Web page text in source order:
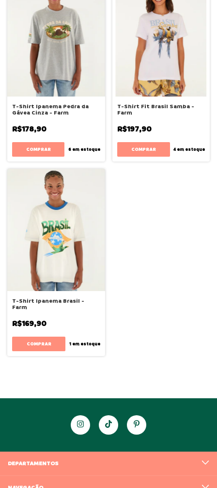
T-Shirt Ipanema Pedra da
Gávea Cinza - Farm
R$178,90
COMPRAR 6em estoque
T-Shirt Fit Brasil Samba -
Farm
R$197,90
COMPRAR 4 em estoque
T-Shirt Ipanema Brasil -
Farm
R$169,90
COMPRAR 1em estoque
DEPARTAMENTOS